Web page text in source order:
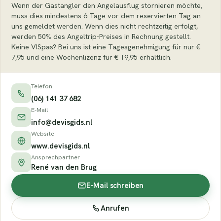
Wenn der Gastangler den Angelausflug stornieren möchte,
muss dies mindestens 6 Tage vor dem reservierten Tag an
uns gemeldet werden. Wenn dies nicht rechtzeitig erfolgt,
werden 50% des Angeltrip-Preises in Rechnung gestellt.
Keine VISpas? Bei uns ist eine Tagesgenehmigung für nur €
7,95 und eine Wochenlizenz für € 19,95 erhältlich.
Telefon
(06) 141 37 682
E-Mail
info@devisgids.nl
Website
www.devisgids.nl
Ansprechpartner
René van den Brug
E-Mail schreiben
Anrufen